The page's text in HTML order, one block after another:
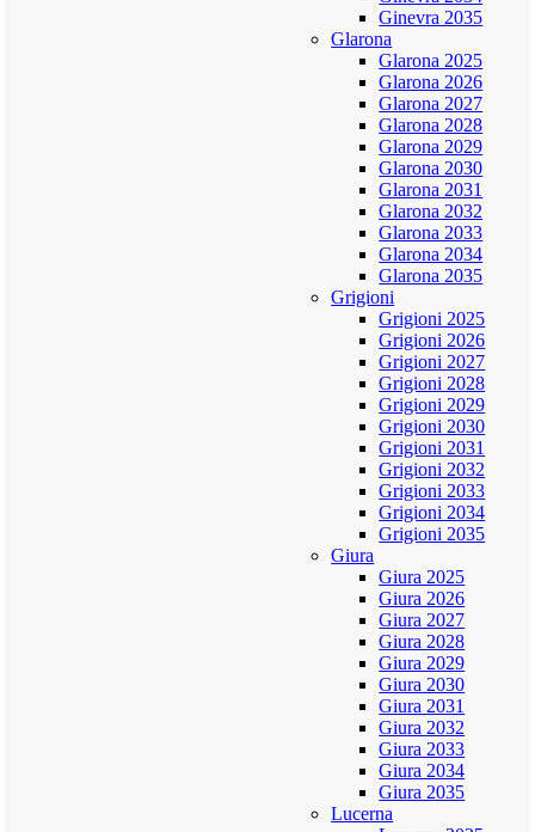
Ginevra 2035
Glarona
Glarona 2025
Glarona 2026
Glarona 2027
Glarona 2028
Glarona 2029
Glarona 2030
Glarona 2031
Glarona 2032
Glarona 2033
Glarona 2034
Glarona 2035
Grigioni
Grigioni 2025
Grigioni 2026
Grigioni 2027
Grigioni 2028
Grigioni 2029
Grigioni 2030
Grigioni 2031
Grigioni 2032
Grigioni 2033
Grigioni 2034
Grigioni 2035
Giura
Giura 2025
Giura 2026
Giura 2027
Giura 2028
Giura 2029
Giura 2030
Giura 2031
Giura 2032
Giura 2033
Giura 2034
Giura 2035
Lucerna